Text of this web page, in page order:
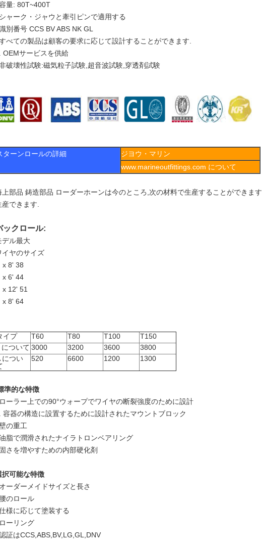
量: 80T~400T
ャーク・ジャウと牽引ピンで適用する
別番号 CCS BV ABS NK GL
べての製品は顧客の要求に応じて設計することができます.
OEMサービスを供給
破壊性試験:磁気粒子試験,超音波試験,穿透剤試験
ターンロールの詳細
ジヨウ・マリン
www.marineoutfittings.com について
上部品 鋳造部品 ローダーホーンは今のところ,次の材料で生産することができます.
産できます.
ックロール:
デル最大
イヤのサイズ
x 8' 38
x 6' 44
x 12' 51
x 8' 64
イプ T60 T80 T100
T150
について 3000 3200 3600
3800
につい
520 6600 1200 1300
準的な特徴
ーラー上での90°ウォープでワイヤの断裂強度のために設計
容器の構造に設置するために設計されたマウントブロック
の重工
脂で潤滑されたナイラトロンベアリング
さを増やすための内部硬化剤
択可能な特徴
ーダーメイドサイズと長さ
のロール
様に応じて塗装する
ーリング
証はCCS,ABS,BV,LG,GL,DNV